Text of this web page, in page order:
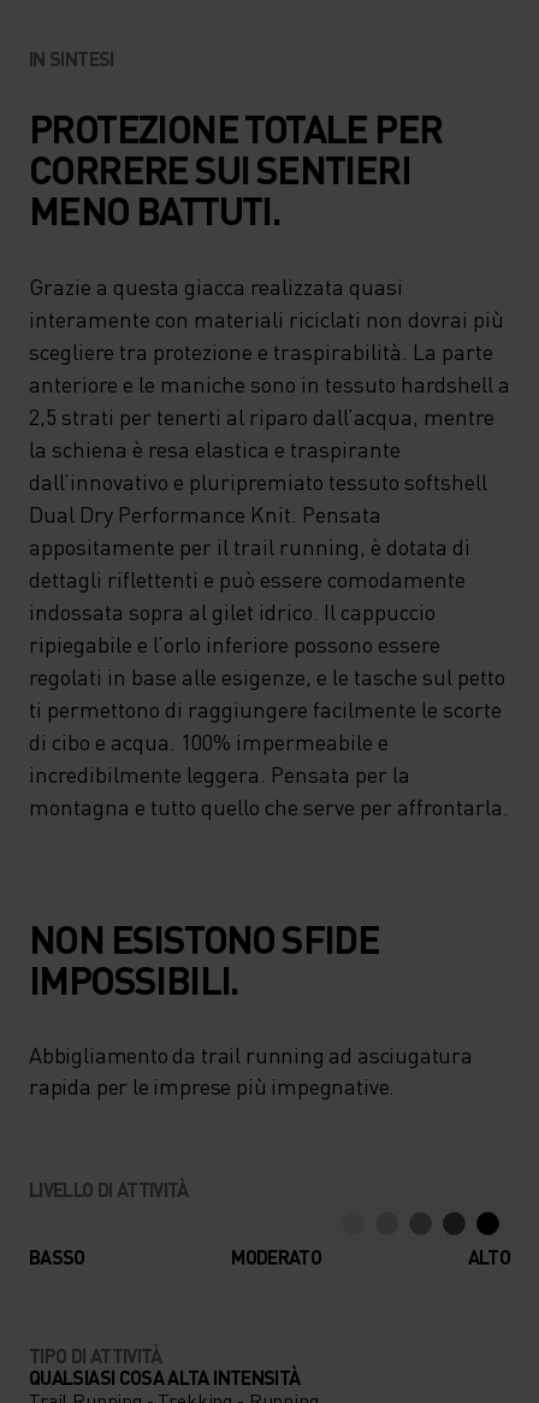
IN SINTESI
PROTEZIONE TOTALE PER
CORRERE SUI SENTIERI
MENO BATTUTI.
Grazie a questa giacca realizzata quasi
interamente con materiali riciclati non dovrai più
scegliere tra protezione e traspirabilità. La parte
anteriore e le maniche sono in tessuto hardshell a
2,5 strati per tenerti al riparo dall’acqua, mentre
la schiena è resa elastica e traspirante
dall’innovativo e pluripremiato tessuto softshell
Dual Dry Performance Knit. Pensata
appositamente per il trail running, è dotata di
dettagli riflettenti e può essere comodamente
indossata sopra al gilet idrico. Il cappuccio
ripiegabile e l’orlo inferiore possono essere
regolati in base alle esigenze, e le tasche sul petto
ti permettono di raggiungere facilmente le scorte
di cibo e acqua. 100% impermeabile e
incredibilmente leggera. Pensata per la
montagna e tutto quello che serve per affrontarla.
NON ESISTONO SFIDE
IMPOSSIBILI.
Abbigliamento da trail running ad asciugatura
rapida per le imprese più impegnative.
LIVELLO DI ATTIVITÀ
BASSO MODERATO ALTO
TIPO DI ATTIVITÀ
QUALSIASI COSA ALTA INTENSITÀ